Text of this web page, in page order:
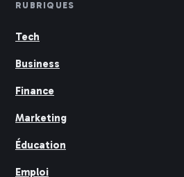
RUBRIQUES
Tech
Business
Finance
Marketing
Éducation
Emploi